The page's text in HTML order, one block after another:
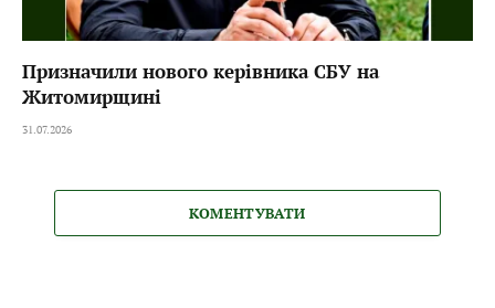
Призначили нового керівника СБУ на
Житомирщині
31.07.2026
КОМЕНТУВАТИ